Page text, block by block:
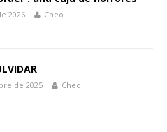
2026 Cheo
de 2025 Cheo